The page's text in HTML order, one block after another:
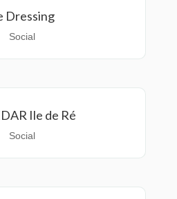
Dressing
Social
Ile de Ré
Social